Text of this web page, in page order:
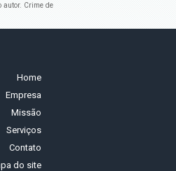
autor. Crime de
Home
Empresa
Missão
Serviços
Contato
do site